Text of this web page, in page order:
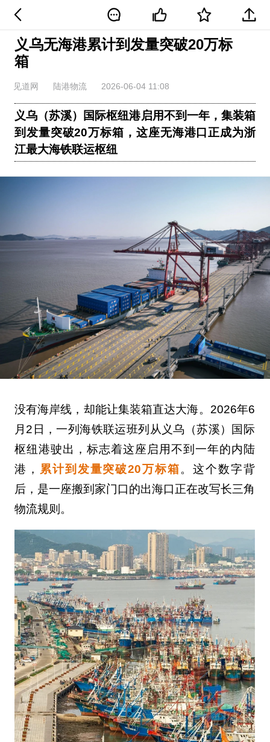
义乌无海港累计到发量突破20万标
箱
见道网 陆港物流 2026-06-04 11:08
义乌（苏溪）国际枢纽港启用不到一年，集装箱
到发量突破20万标箱，这座无海港口正成为浙
江最大海铁联运枢纽
没有海岸线，却能让集装箱直达大海。2026年6
月2日，一列海铁联运班列从义乌（苏溪）国际
枢纽港驶出，标志着这座启用不到一年的内陆
港， 累计到发量突破20万标箱。这个数字背
后，是一座搬到家门口的出海口正在改写长三角
物流规则。